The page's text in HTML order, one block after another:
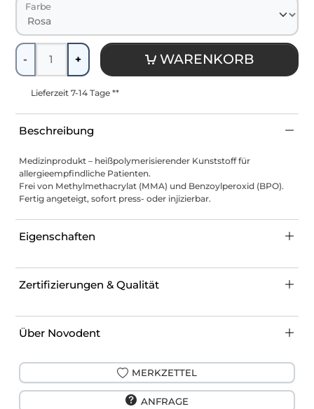
Farbe
Menge
- + WARENKORB
Lieferzeit 7-14 Tage **
Beschreibung
Medizinprodukt – heißpolymerisierender Kunststoff für
allergieempfindliche Patienten.
Frei von Methylmethacrylat (MMA) und Benzoylperoxid (BPO).
Fertig angeteigt, sofort press- oder injizierbar.
Eigenschaften
Zertifizierungen & Qualität
Über Novodent
MERKZETTEL
ANFRAGE